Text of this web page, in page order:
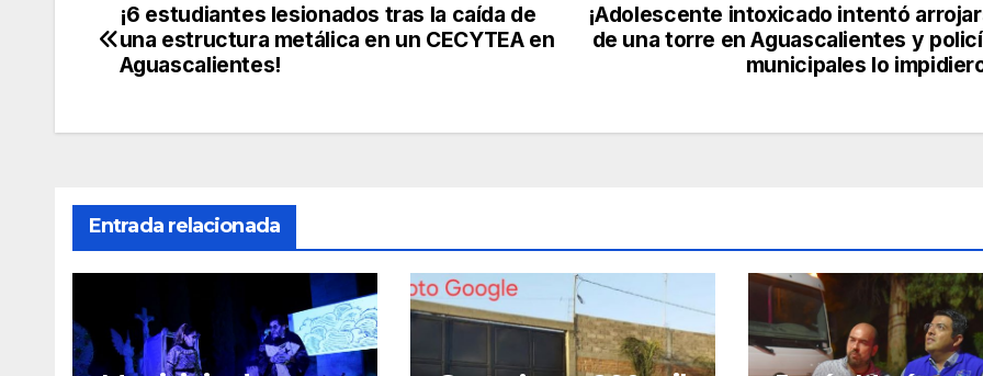
Navegación
de
¡Adolescente intoxicado intentó
de una torre en Aguascalientes y
municipales lo
¡6 estudiantes lesionados tras la caída de
una estructura metálica en un CECYTEA en
Aguascalientes!
Entrada relacionada